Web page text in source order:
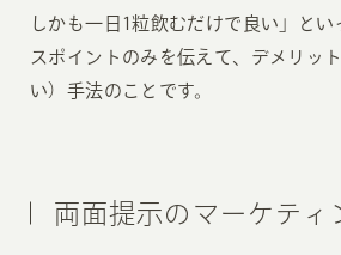
しかも一日1粒飲むだけで良い」と
スポイントのみを伝えて、デメリッ
い）手法のことです。
両面提示のマーケティ